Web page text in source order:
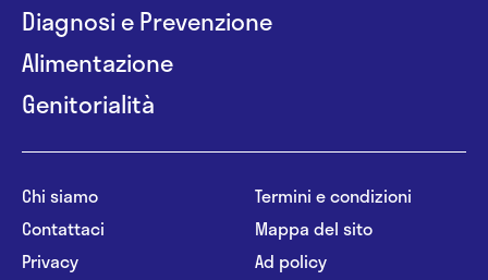
Diagnosi e Prevenzione
Alimentazione
Genitorialità
Chi siamo
Contattaci
Privacy
Termini e condizioni
Mappa del sito
Ad policy